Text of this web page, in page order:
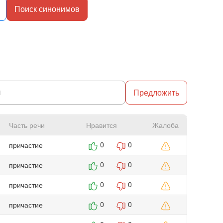
Поиск синонимов
Предложить
Часть речи Нравится
Жалоба
причастие
0 0
причастие 0 0
причастие 0 0
причастие 0 0